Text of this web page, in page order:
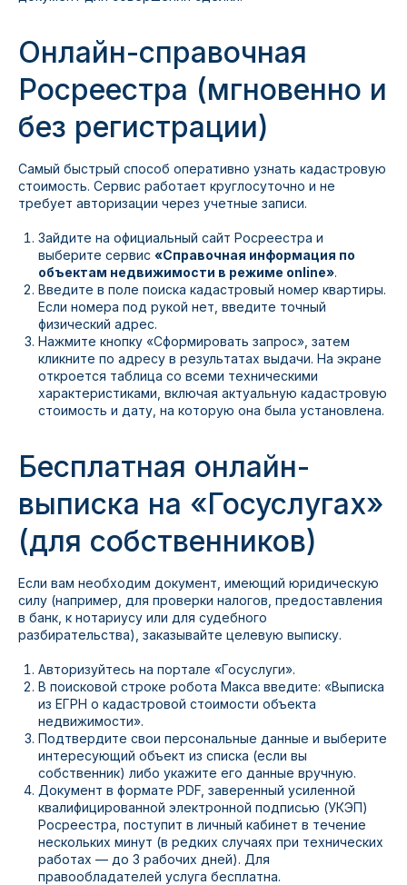
Онлайн-справочная
Росреестра (мгновенно и
без регистрации)
Самый быстрый способ оперативно узнать кадастровую
стоимость. Сервис работает круглосуточно и не
требует авторизации через учетные записи.
Зайдите на официальный сайт Росреестра и
выберите сервис «Справочная информация по
объектам недвижимости в режиме online».
Введите в поле поиска кадастровый номер квартиры.
Если номера под рукой нет, введите точный
физический адрес.
Нажмите кнопку «Сформировать запрос», затем
кликните по адресу в результатах выдачи. На экране
откроется таблица со всеми техническими
характеристиками, включая актуальную кадастровую
стоимость и дату, на которую она была установлена.
Бесплатная онлайн-
выписка на «Госуслугах»
(для собственников)
Если вам необходим документ, имеющий юридическую
силу (например, для проверки налогов, предоставления
в банк, к нотариусу или для судебного
разбирательства), заказывайте целевую выписку.
Авторизуйтесь на портале «Госуслуги».
В поисковой строке робота Макса введите: «Выписка
из ЕГРН о кадастровой стоимости объекта
недвижимости».
Подтвердите свои персональные данные и выберите
интересующий объект из списка (если вы
собственник) либо укажите его данные вручную.
Документ в формате PDF, заверенный усиленной
квалифицированной электронной подписью (УКЭП)
Росреестра, поступит в личный кабинет в течение
нескольких минут (в редких случаях при технических
работах — до 3 рабочих дней). Для
правообладателей услуга бесплатна.